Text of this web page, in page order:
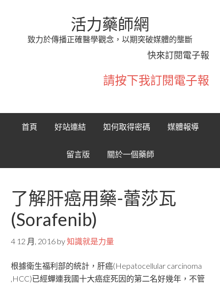
活力藥師網
致力於傳播正確醫學觀念，以期突破媒體的壟斷
快來訂閱電子報
請按下我訂閱電子報
首頁 好站連結 如何取得密碼 媒體報導
留言版 關於一個藥師
了解肝癌用藥-蕾莎瓦
(Sorafenib)
4 12 月, 2016 by知識就是力量
根據衛生福利部的統計，肝癌(Hepatocellular carcinoma
,HCC)已經蟬連我國十大癌症死因的第二名好幾年，不管